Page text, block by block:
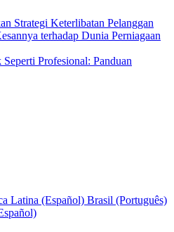
Strategi Keterlibatan Pelanggan
terhadap Dunia Perniagaan
Profesional: Panduan
Latina (Español) Brasil (Português)